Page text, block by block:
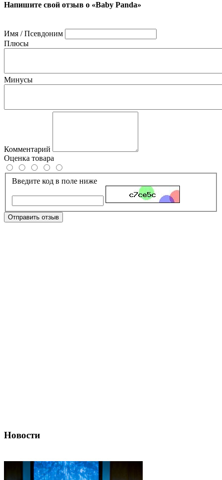
Напишите свой отзыв о «Baby Panda»
Имя / Псевдоним
Плюсы
Минусы
Комментарий
Оценка товара
Введите код в поле ниже
Отправить отзыв
Новости